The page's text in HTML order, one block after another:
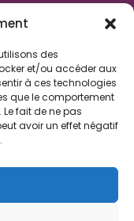
des
et/ou accéder aux
à ces technologies
que le comportement
fait de ne pas
avoir un effet négatif